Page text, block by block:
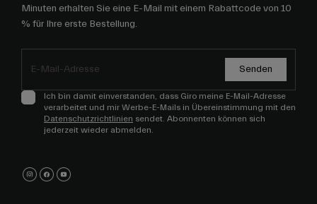
Minuten erhalten Sie eine E-Mail mit einem Rabattcode von 10
% für Ihre erste Bestellung.
Senden
Ich bin damit einverstanden, dass Giro meine E-Mail-Adresse
verarbeitet und mir Werbe-E-Mails in Übereinstimmung mit den
Datenschutzrichtlinien sendet. Abonnenten können sich
jederzeit wieder abmelden.